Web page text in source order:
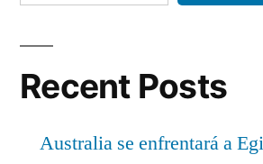
Recent Posts
Australia se enfrentará a